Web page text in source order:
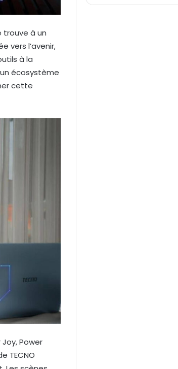
trouve à un
vers l’avenir,
à la
écosystème
cette
Power
TECNO